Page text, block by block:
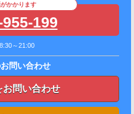
かかります
199
～21:00
問い合わせ
お問い合わせ